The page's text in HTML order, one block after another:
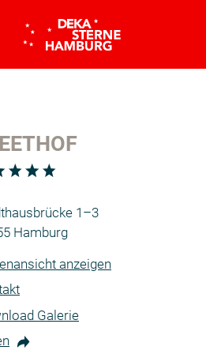
1–3
Hamburg
anzeigen
Galerie